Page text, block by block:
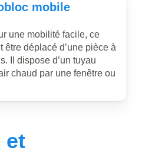
mobile
une mobilité facile, ce
être déplacé d’une pièce à
Il dispose d’un tuyau
chaud par une fenêtre ou
et